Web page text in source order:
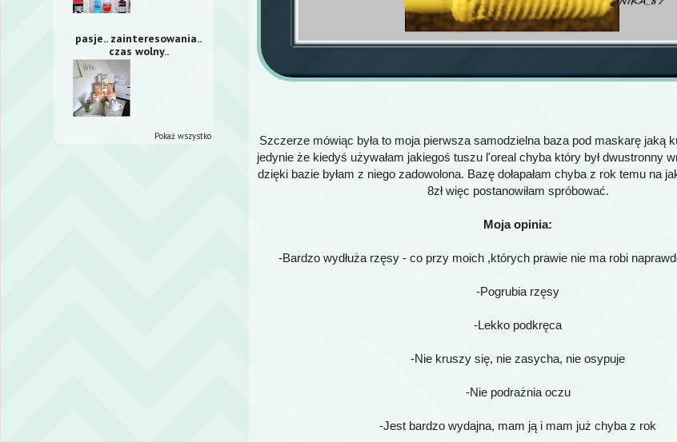
Szczerze mówiąc była to moja pierwsza samodzielna baza pod maskarę jaką
jedynie że kiedyś używałam jakiegoś tuszu l'oreal chyba który był dwustronny
dzięki bazie byłam z niego zadowolona. Bazę dołapałam chyba z rok temu na
8zł więc postanowiłam spróbować.
Moja opinia:
-Bardzo wydłuża rzęsy - co przy moich ,których prawie nie ma robi
-Pogrubia rzęsy
-Lekko podkręca
-Nie kruszy się, nie zasycha, nie osypuje
-Nie podrażnia oczu
-Jest bardzo wydajna, mam ją i mam już chyba z rok
pasje.. zainteresowania..
czas wolny..
Pokaż wszystko